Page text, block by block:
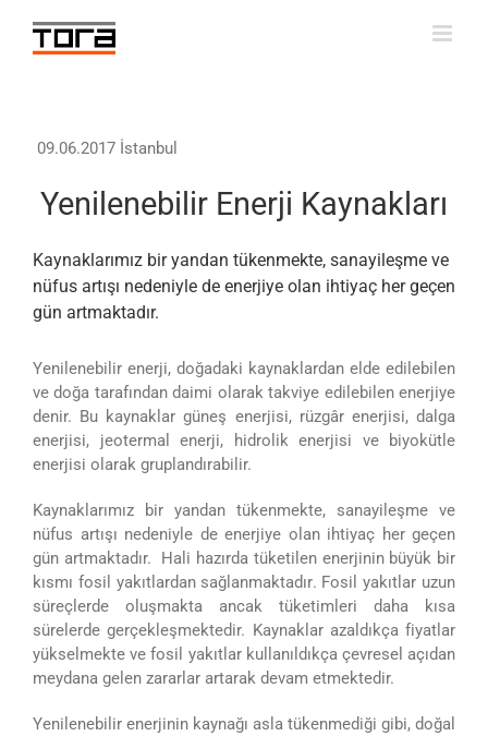
content
09.06.2017 İstanbul
Yenilenebilir Enerji Kaynakları
Kaynaklarımız bir yandan tükenmekte, sanayileşme ve
nüfus artışı nedeniyle de enerjiye olan ihtiyaç her geçen
gün artmaktadır.
Yenilenebilir enerji, doğadaki kaynaklardan elde edilebilen
ve doğa tarafından daimi olarak takviye edilebilen enerjiye
denir. Bu kaynaklar güneş enerjisi, rüzgâr enerjisi, dalga
enerjisi, jeotermal enerji, hidrolik enerjisi ve biyokütle
enerjisi olarak gruplandırabilir.
Kaynaklarımız bir yandan tükenmekte, sanayileşme ve
nüfus artışı nedeniyle de enerjiye olan ihtiyaç her geçen
gün artmaktadır. Hali hazırda tüketilen enerjinin büyük bir
kısmı fosil yakıtlardan sağlanmaktadır. Fosil yakıtlar uzun
süreçlerde oluşmakta ancak tüketimleri daha kısa
sürelerde gerçekleşmektedir. Kaynaklar azaldıkça fiyatlar
yükselmekte ve fosil yakıtlar kullanıldıkça çevresel açıdan
meydana gelen zararlar artarak devam etmektedir.
Yenilenebilir enerjinin kaynağı asla tükenmediği gibi, doğal